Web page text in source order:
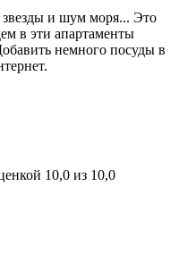
звезды и шум моря... Это
в эти апартаменты
немного посуды в
10,0 из 10,0